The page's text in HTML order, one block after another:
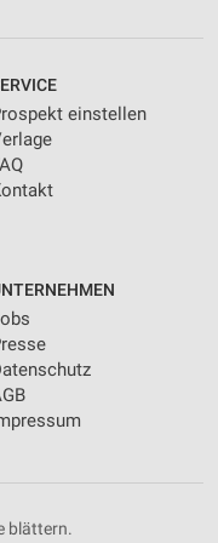
einstellen
blättern.